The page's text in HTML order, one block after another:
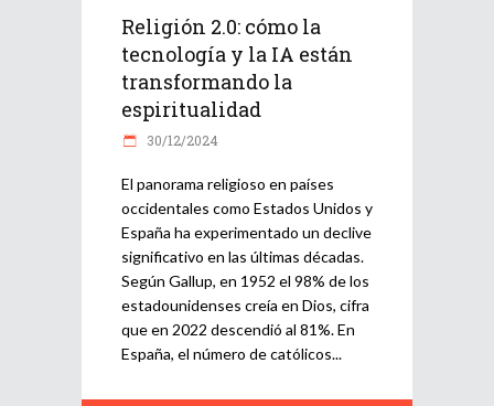
Religión 2.0: cómo la
tecnología y la IA están
transformando la
espiritualidad
30/12/2024
El panorama religioso en países
occidentales como Estados Unidos y
España ha experimentado un declive
significativo en las últimas décadas.
Según Gallup, en 1952 el 98% de los
estadounidenses creía en Dios, cifra
que en 2022 descendió al 81%. En
España, el número de católicos